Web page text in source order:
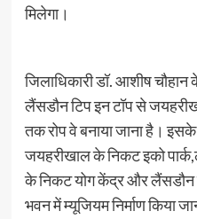
मिलेगा।
जिलाधिकारी डॉ. आशीष
लैंसडौन टिप इन टॉप से
तक रोप वे बनाया जाना है।
जयहरीखाल के निकट इको
के निकट योग केंद्र और लैंसडौन
भवन में म्यूजियम निर्माण किया